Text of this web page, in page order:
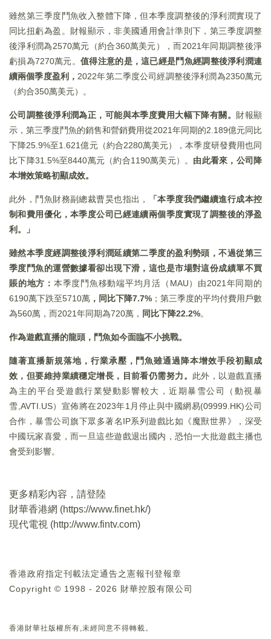
雖然第三季度鬥魚收入整體下降，但本季度調整後的淨利潤實現了
同比扭虧為盈。財報顯示，非美國通用會計準則下，第三季度調整
後淨利潤為2570萬元（約合360萬美元），而2021年同期調整後淨
虧損為7270萬元。值得注意的是，這已經是鬥魚經調整後淨利潤連
續兩個季度盈利， 2022年第二季度公司經調整後淨利潤為2350萬元
（約合350萬美元）。
公司調整後淨利潤為正，可能與本季度費用大幅下降有關。 財報顯
示，第三季度鬥魚的銷售和營銷費用從2021年同期的2.189億元同比
下降25.9%至1.621億元（約合2280萬美元），本季度研發費用也同
比下降31.5%至8440萬元（約合1190萬美元）。 由此看來，公司降
本增效策略初顯成效。
此外，鬥魚財務副總裁曹昊也指出，
「本季度我們繼續進行成本控
制和費用優化，本季度公司已經連續兩個季度實現了調整後的淨盈
利。」
雖然本季度經調整後淨利潤延續第二季度的盈利勢頭，不過從第三
季度鬥魚的運營數據看卻出現下滑，這也是市場對這份成績單不買
賬的地方： 本季度鬥魚移動端平均月活（MAU）由2021年同期的
6190萬下跌至5710萬 ，同比下降7.7% ；第三季度的平均付費用戶數
為560萬，而2021年同期為720萬， 同比下降22.2%。
作為遊戲直播的龍頭，鬥魚如今面臨不小挑戰。
隨著直播新規落地，行業承壓，鬥魚雖通過降本增效手段初顯成
效，但要維持業績穩定增長，目前看仍需努力。 此外，以遊戲直播
為主的平台受遊戲行業變動影響較大，近期暴雪公司（動視暴
雪,AVTI.US）宣佈將在2023年1月停止與中國網易(09999.HK)公司
合作，暴雪公司旗下眾多著名IP系列遊戲比如《魔獸世界》，深受
中國玩家喜愛，而一旦這些遊戲退出國内，恐怕一大批遊戲主播也
會受到影響。
更多精彩內容，請登陸
財華香港網 (https://www.finet.hk/)
現代電視 (http://www.fintv.com)
香港政府指定刊載法定通告之憲報刊登報章
Copyright © 1998 - 2026 財華控股有限公司
香港財華社版權所有,未經同意不得轉載。